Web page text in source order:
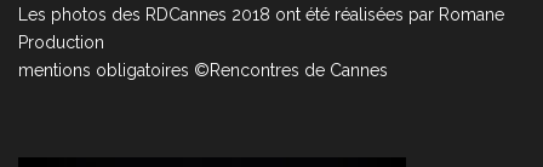
Les photos des RDCannes 2018 ont été réalisées par Romane
Production
mentions obligatoires ©Rencontres de Cannes